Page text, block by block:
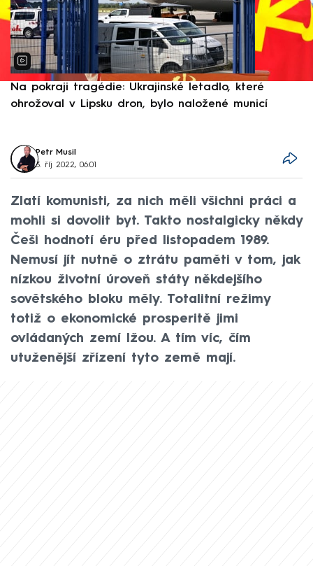
Na pokraji tragédie: Ukrajinské letadlo, které
ohrožoval v Lipsku dron, bylo naložené municí
Petr Musil
3. říj 2022, 06:01
Zlatí komunisti, za nich měli všichni práci a
mohli si dovolit byt. Takto nostalgicky někdy
Češi hodnotí éru před listopadem 1989.
Nemusí jít nutně o ztrátu paměti v tom, jak
nízkou životní úroveň státy někdejšího
sovětského bloku měly. Totalitní režimy
totiž o ekonomické prosperitě jimi
ovládaných zemí lžou. A tím víc, čím
utuženější zřízení tyto země mají.